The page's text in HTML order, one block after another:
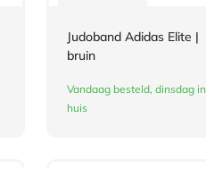
Judoband Adidas Elite |
bruin
Vandaag besteld, dinsdag in
huis